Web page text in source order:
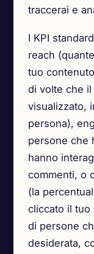
traccerai e
I KPI
reach
tuo
di volte che
visualizzato,
persona),
persone che
hanno
commenti, o
(la
cliccato il tuo
di persone
desiderata,